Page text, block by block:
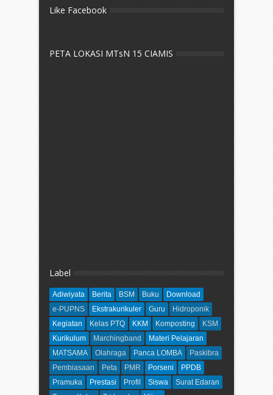
Like Facebook
PETA LOKASI MTsN 15 CIAMIS
Label
Adiwiyata Berita BSM Buku
Download
e-PUPNS
Ekstrakurikuler Guru
Hidroponik
Kegiatan
Kelas PTQ KKM Komposting
KSM
Kurikulum
Marchingband
Materi Pelajaran
MATSAMA
Olahraga Panca LOMBA
Paskibra
Pembiasaan
Peta PMR Porseni
PPDB
Pramuka
Prestasi Profil Siswa
Surat Edaran